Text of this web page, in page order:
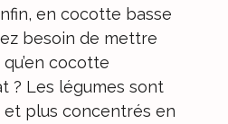
en cocotte basse
besoin de mettre
cocotte
? Les légumes sont
et plus concentrés en